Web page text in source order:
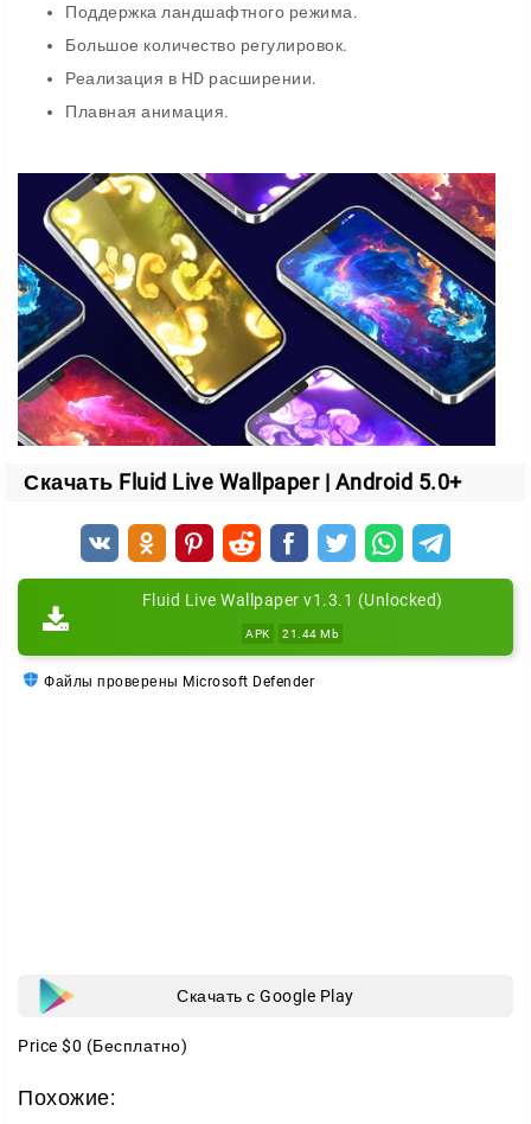
Поддержка ландшафтного режима.
Большое количество регулировок.
Реализация в HD расширении.
Плавная анимация.
Скачать Fluid Live Wallpaper | Android 5.0+
Fluid Live Wallpaper v1.3.1 (Unlocked)
APK 21.44 Mb
Файлы проверены Microsoft Defender
Скачать с Google Play
Price $0 (Бесплатно)
Похожие: